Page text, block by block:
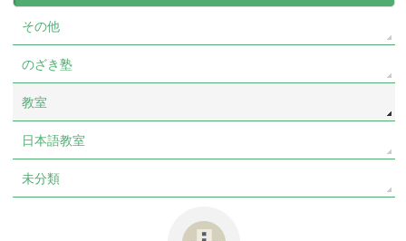
その他
のざき塾
教室
日本語教室
未分類